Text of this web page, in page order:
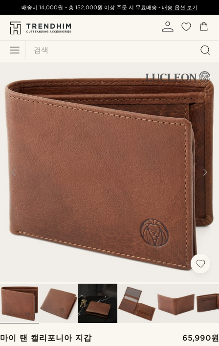
검색
배송비14,000원 - 총 152,000원 이상 주문 시 무료배송 -배송 옵션 보기
마이 탠 캘리포니아 지갑 65,990원